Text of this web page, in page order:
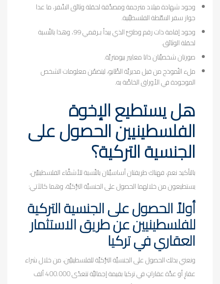
وجود شهادة ميلاد مترجمة ومصدَّقة لحمَلة وثائق السَّفر، ما عدا
جواز سفر السُّلطة الفلسطيَّنية.
وجود إقامة ذات رقم وطنيٍّ الذي يبدأ بـرقمي 99، وهذا بالنِّسبة
لحمَلة الوثائق.
صورتان شخصيَّتان ذاتا معايير بيومتريَّة.
ملء النّموذج من قبل مديريَّة الطَّابو، ليتضمّن معلومات الشخص
الموجودة في الأوراق الخاصَّة به.
هل يستطيع الإخوة
الفلسطينيين الحصول على
الجنسية التركية؟
بالتأكيد نعم، فهناك طريقتان أساسيَّتان بالنِّسبة للأشقَّاء الفلسطينيِّين،
يستطيعون من خلالهما الحصول على الجنسيَّة التُّركيَّة، وهما كالآتي:
أولاً الحصول على الجنسية التركية
للفلسطينيين عن طريق الاستثمار
العقاري في تركيا
ونعني بذلك الحصول على الجنسيَّة التُّركيَّة للفلسطينيِّين، من خلال شراء
عقارٍ أو عدَّة عقاراتٍ في تركيا بقيمة إجماليَّة تتعدّى 400.000 ألف